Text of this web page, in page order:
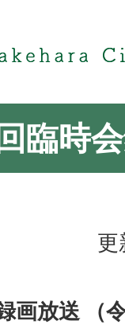
臨時
更
画放送 （